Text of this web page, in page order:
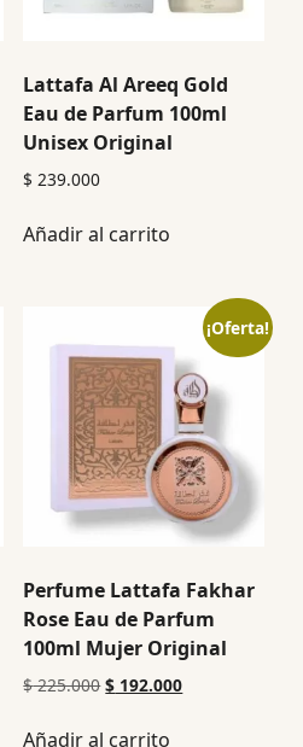
Lattafa Al Areeq Gold
Eau de Parfum 100ml
Unisex Original
$ 239.000
Añadir al carrito
¡Oferta!
Perfume Lattafa Fakhar
Rose Eau de Parfum
100ml Mujer Original
$225.000 $ 192.000
Añadir al carrito